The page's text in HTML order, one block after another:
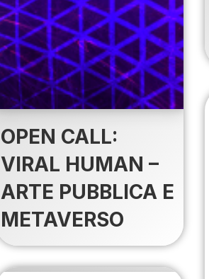
OPEN CALL:
VIRAL HUMAN –
ARTE PUBBLICA E
METAVERSO